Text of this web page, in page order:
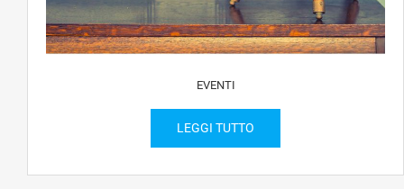
EVENTI
LEGGI TUTTO